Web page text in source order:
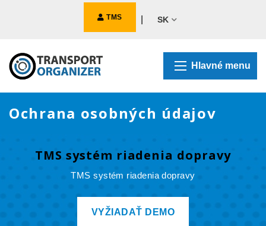
TMS SK
Hlavné menu
Ochrana osobných údajov
TMS systém riadenia dopravy
TMS systém riadenia dopravy
VYŽIADAŤ DEMO